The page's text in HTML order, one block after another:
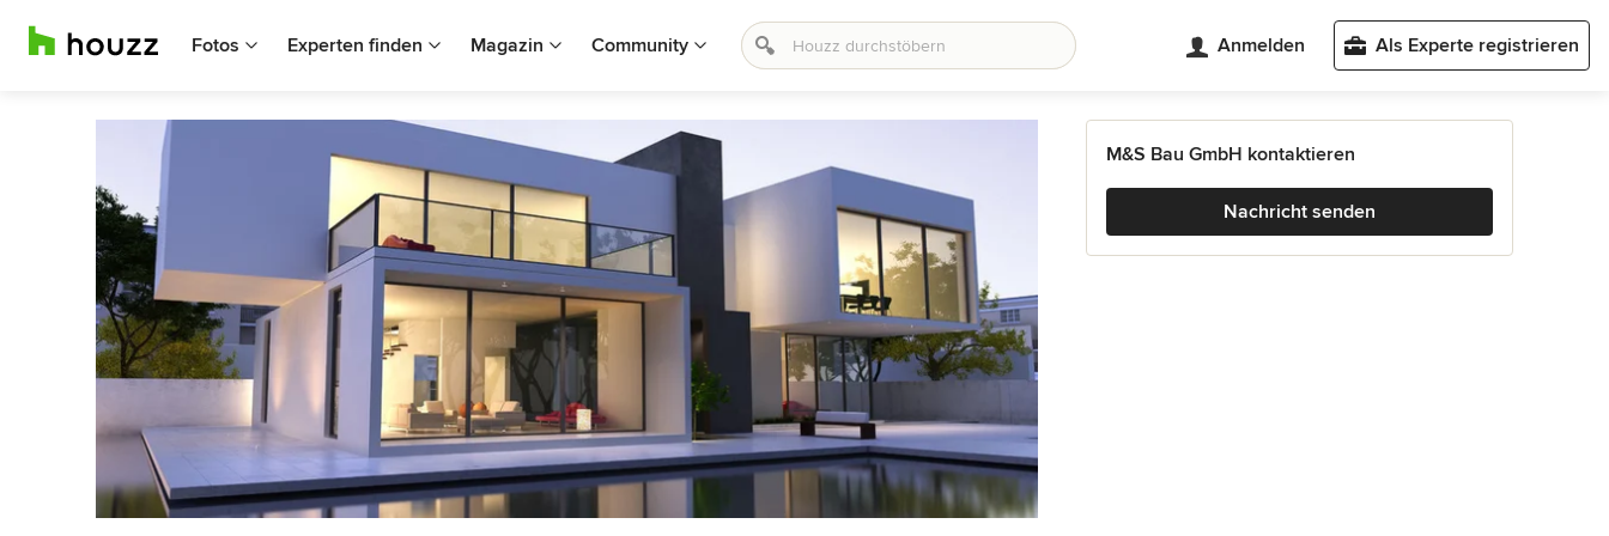
Fotos Experten finden Magazin Community Anmelden Als Experte registrieren
M&S Bau GmbH kontaktieren
Nachricht senden